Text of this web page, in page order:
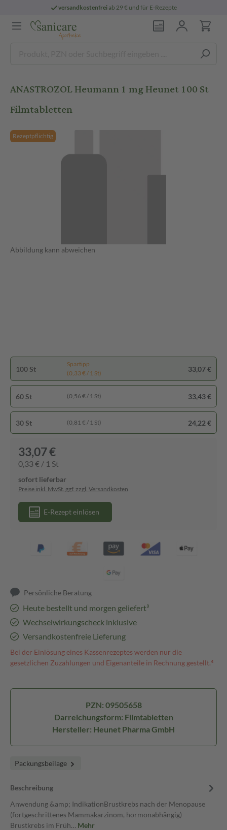
versandkostenfreiab 29 € und für E-Rezepte
ANASTROZOL Heumann 1 mg Heunet 100 St
Filmtabletten
Rezeptpflichtig
Abbildung kann abweichen
100 St
Spartipp
(0,33 € / 1 St)
33,07 €
60 St (0,56 € / 1 St) 33,43 €
30 St (0,81 € / 1 St) 24,22 €
33,07 €
0,33 € / 1 St
sofort lieferbar
Preise inkl. MwSt. ggf. zzgl. Versandkosten
E-Rezept einlösen
Persönliche Beratung
Heute bestellt und morgen geliefert³
Wechselwirkungscheck inklusive
Versandkostenfreie Lieferung
Bei der Einlösung eines Kassenrezeptes werden nur die
gesetzlichen Zuzahlungen und Eigenanteile in Rechnung gestellt.⁴
PZN: 09505658
Darreichungsform: Filmtabletten
Hersteller: Heunet Pharma GmbH
Packungsbeilage
Beschreibung
Anwendung &amp; IndikationBrustkrebs nach der Menopause
(fortgeschrittenes Mammakarzinom, hormonabhängig)
Brustkrebs im Früh… Mehr